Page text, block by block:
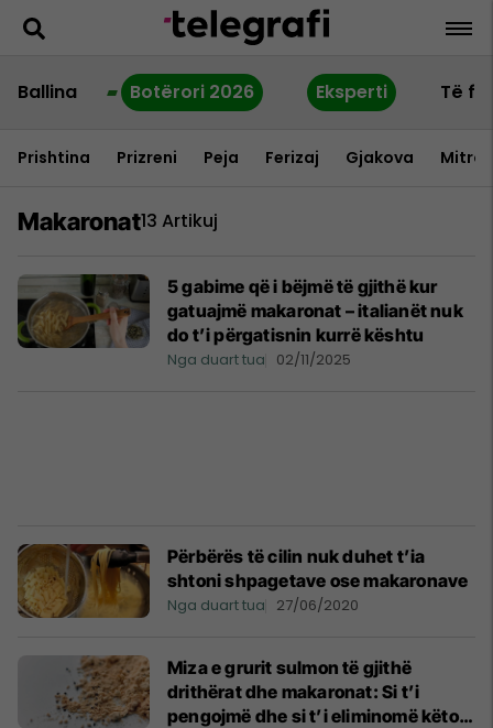
Ballina Botërori 2026 Eksperti Të
Prishtina Prizreni Peja Ferizaj Gjakova
Makaronat13 Artikuj
5 gabime që i bëjmë të gjithë kur
gatuajmë makaronat – italianët nuk
do t’i përgatisnin kurrë kështu
Nga duart tua 02/11/2025
Përbërës të cilin nuk duhet t’ia
shtoni shpagetave ose makaronave
Nga duart tua 27/06/2020
Miza e grurit sulmon të gjithë
drithërat dhe makaronat: Si t’i
pengojmë dhe si t’i eliminomë këto